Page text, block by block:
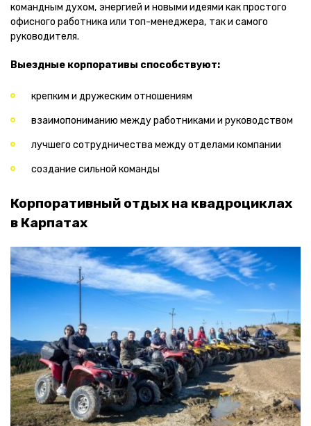
командным духом, энергией и новыми идеями как простого
офисного работника или топ-менеджера, так и самого
руководителя.
Выездные корпоративы способствуют:
крепким и дружеским отношениям
взаимопониманию между работниками и руководством
лучшего сотрудничества между отделами компании
создание сильной команды
Корпоративный отдых на квадроциклах
в Карпатах